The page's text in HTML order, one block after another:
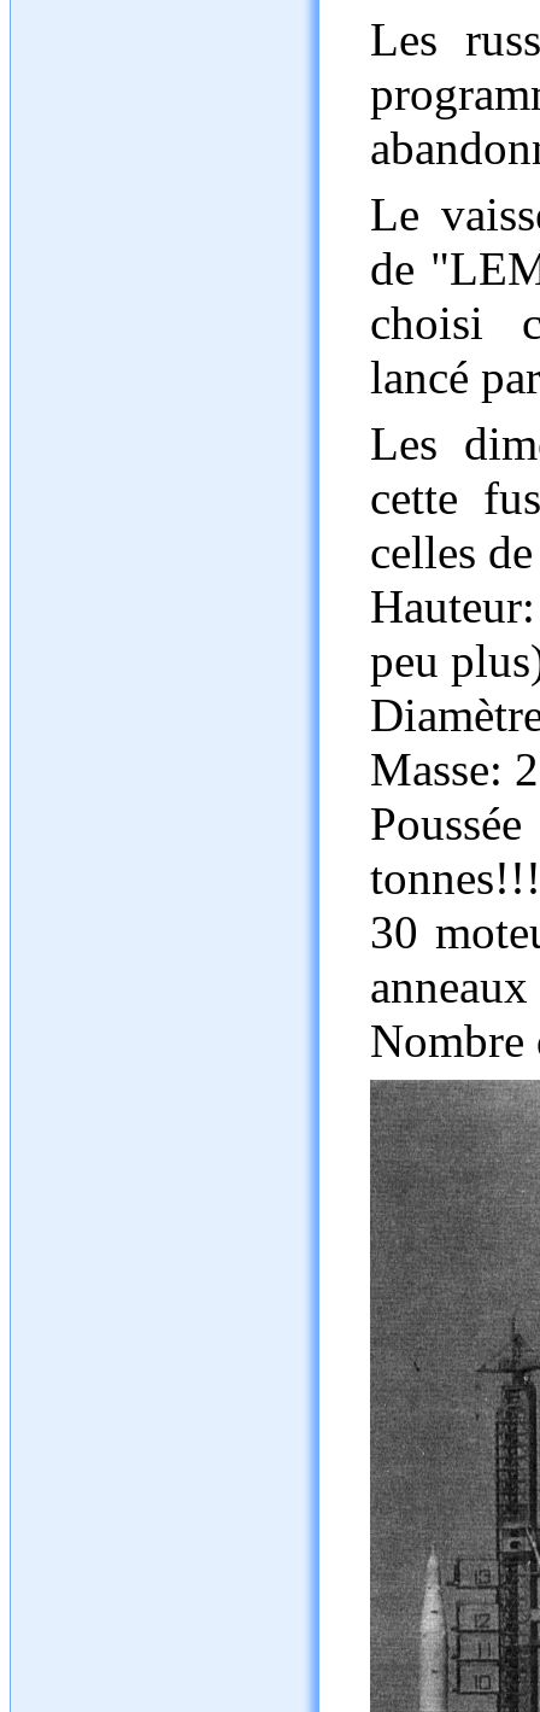
Les
Le
de
choisi
lancé
Les
cette
celles
peu
Masse:
30
Nombre